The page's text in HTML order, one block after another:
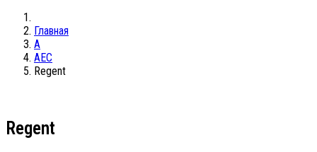
Главная
A
AEC
Regent
Regent